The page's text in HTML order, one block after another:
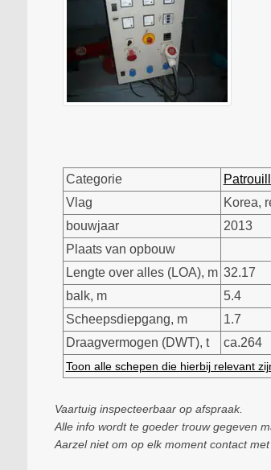
Categorie
Vlag
Korea,
bouwjaar
2013
Plaats van opbouw
Lengte over alles (LOA), m 32.17
balk, m
5.4
Scheepsdiepgang, m
1.7
Draagvermogen (DWT), t
ca.264
Toon alle schepen die hierbij relevant
Vaartuig inspecteerbaar op afspraak.
Alle info wordt te goeder trouw gegeven
Aarzel niet om op elk moment contact